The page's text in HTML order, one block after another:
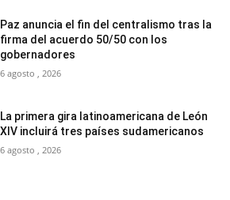
Paz anuncia el fin del centralismo tras la
firma del acuerdo 50/50 con los
gobernadores
6 agosto , 2026
La primera gira latinoamericana de León
XIV incluirá tres países sudamericanos
6 agosto , 2026